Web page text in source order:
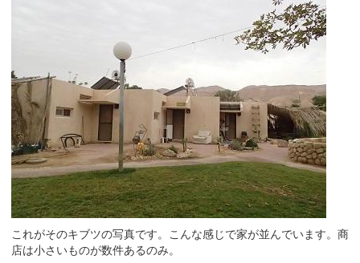
これがそのキブツの写真です。こんな感じで家が並んでいます。商
店は小さいものが数件あるのみ。